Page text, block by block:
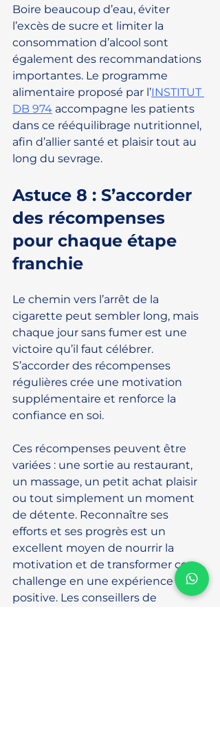
Boire beaucoup d’eau, éviter
l’excès de sucre et limiter la
consommation d’alcool sont
également des recommandations
importantes. Le programme
alimentaire proposé par l’INSTITUT
DB 974 accompagne les patients
dans ce rééquilibrage nutritionnel,
afin d’allier santé et plaisir tout au
long du sevrage.
Astuce 8 : S’accorder
des récompenses
pour chaque étape
franchie
Le chemin vers l’arrêt de la
cigarette peut sembler long, mais
chaque jour sans fumer est une
victoire qu’il faut célébrer.
S’accorder des récompenses
régulières crée une motivation
supplémentaire et renforce la
confiance en soi.
Ces récompenses peuvent être
variées : une sortie au restaurant,
un massage, un petit achat plaisir
ou tout simplement un moment
de détente. Reconnaître ses
efforts et ses progrès est un
excellent moyen de nourrir la
motivation et de transformer ce
challenge en une expérience
positive. Les conseillers de